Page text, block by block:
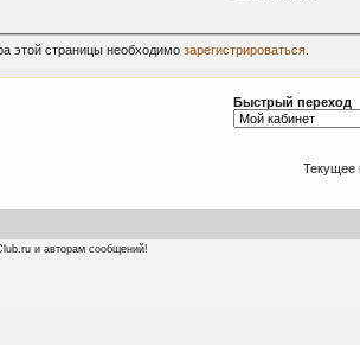
этой страницы необходимо зарегистрироваться.
Быстрый переход
Текущее
и авторам сообщений!
2009-2024